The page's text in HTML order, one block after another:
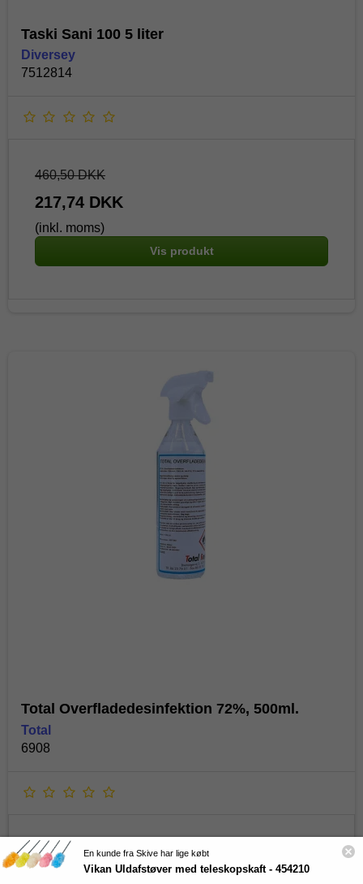
Taski Sani 100 5 liter
Diversey
7512814
460,50 DKK
217,74 DKK
(inkl. moms)
Vis produkt
Total Overfladedesinfektion 72%, 500ml.
Total
6908
69,88 DKK
(inkl. moms)
En kunde fra Skive har lige købt
Vikan Uldafstøver med teleskopskaft - 454210
Spar 10 % på din første ordre
Skriv dig op til vores kundeklub og på de skarpeste
afmelde dig.